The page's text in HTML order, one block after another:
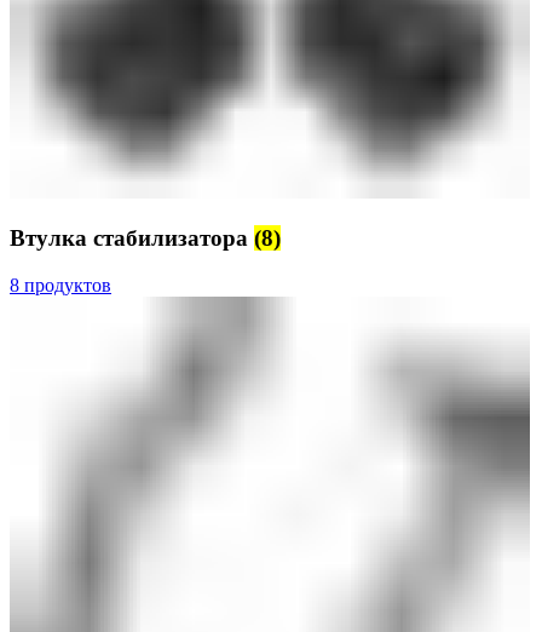
Втулка стабилизатора (8)
8 продуктов